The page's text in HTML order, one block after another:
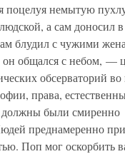
поцелуя немытую
а сам доносил
блудил с чужими
он общался с небом, —
обсерваторий во
права,
должны были смиренно
преднамеренно
Поп мог оскорбить